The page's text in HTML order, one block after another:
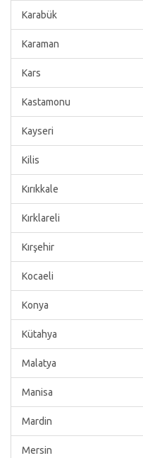
Karabük
Karaman
Kars
Kastamonu
Kayseri
Kilis
Kırıkkale
Kırklareli
Kırşehir
Kocaeli
Konya
Kütahya
Malatya
Manisa
Mardin
Mersin